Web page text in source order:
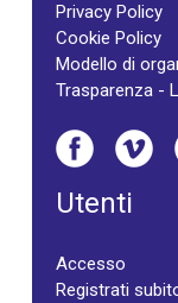
Privacy Policy
Cookie Policy
Modello di
Trasparenza -
Utenti
Accesso
Registrati